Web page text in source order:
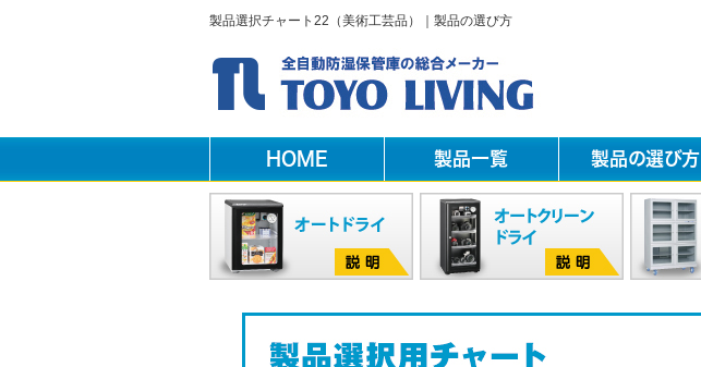
製品選択チャート22（美術工芸品）｜製品の選び方
HOME 製品一覧 製品の選び方